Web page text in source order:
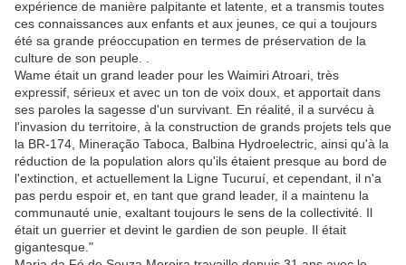
expérience de manière palpitante et latente, et a transmis toutes
ces connaissances aux enfants et aux jeunes, ce qui a toujours
été sa grande préoccupation en termes de préservation de la
culture de son peuple. .
Wame était un grand leader pour les Waimiri Atroari, très
expressif, sérieux et avec un ton de voix doux, et apportait dans
ses paroles la sagesse d'un survivant. En réalité, il a survécu à
l'invasion du territoire, à la construction de grands projets tels que
la BR-174, Mineração Taboca, Balbina Hydroelectric, ainsi qu'à la
réduction de la population alors qu'ils étaient presque au bord de
l'extinction, et actuellement la Ligne Tucuruí, et cependant, il n'a
pas perdu espoir et, en tant que grand leader, il a maintenu la
communauté unie, exaltant toujours le sens de la collectivité. Il
était un guerrier et devint le gardien de son peuple. Il était
gigantesque."